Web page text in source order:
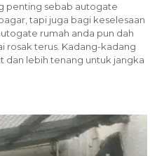
penting sebab autogate
tapi juga bagi keselesaan
rumah anda pun dah
rosak terus. Kadang-kadang
dan lebih tenang untuk jangka